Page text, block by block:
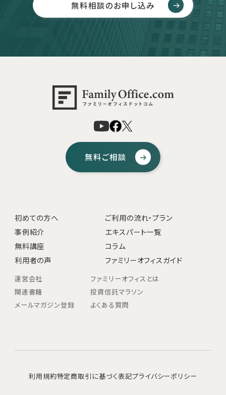
無料相談のお申し込み
無料ご相談
初めての方へ
ご利用の流れ・プラン
事例紹介
エキスパート一覧
無料講座
コラム
利用者の声
ファミリーオフィスガイド
運営会社
ファミリーオフィスとは
関連書籍
投資信託マラソン
メールマガジン登録
よくある質問
利用規約特定商取引に基づく表記プライバシーポリシー